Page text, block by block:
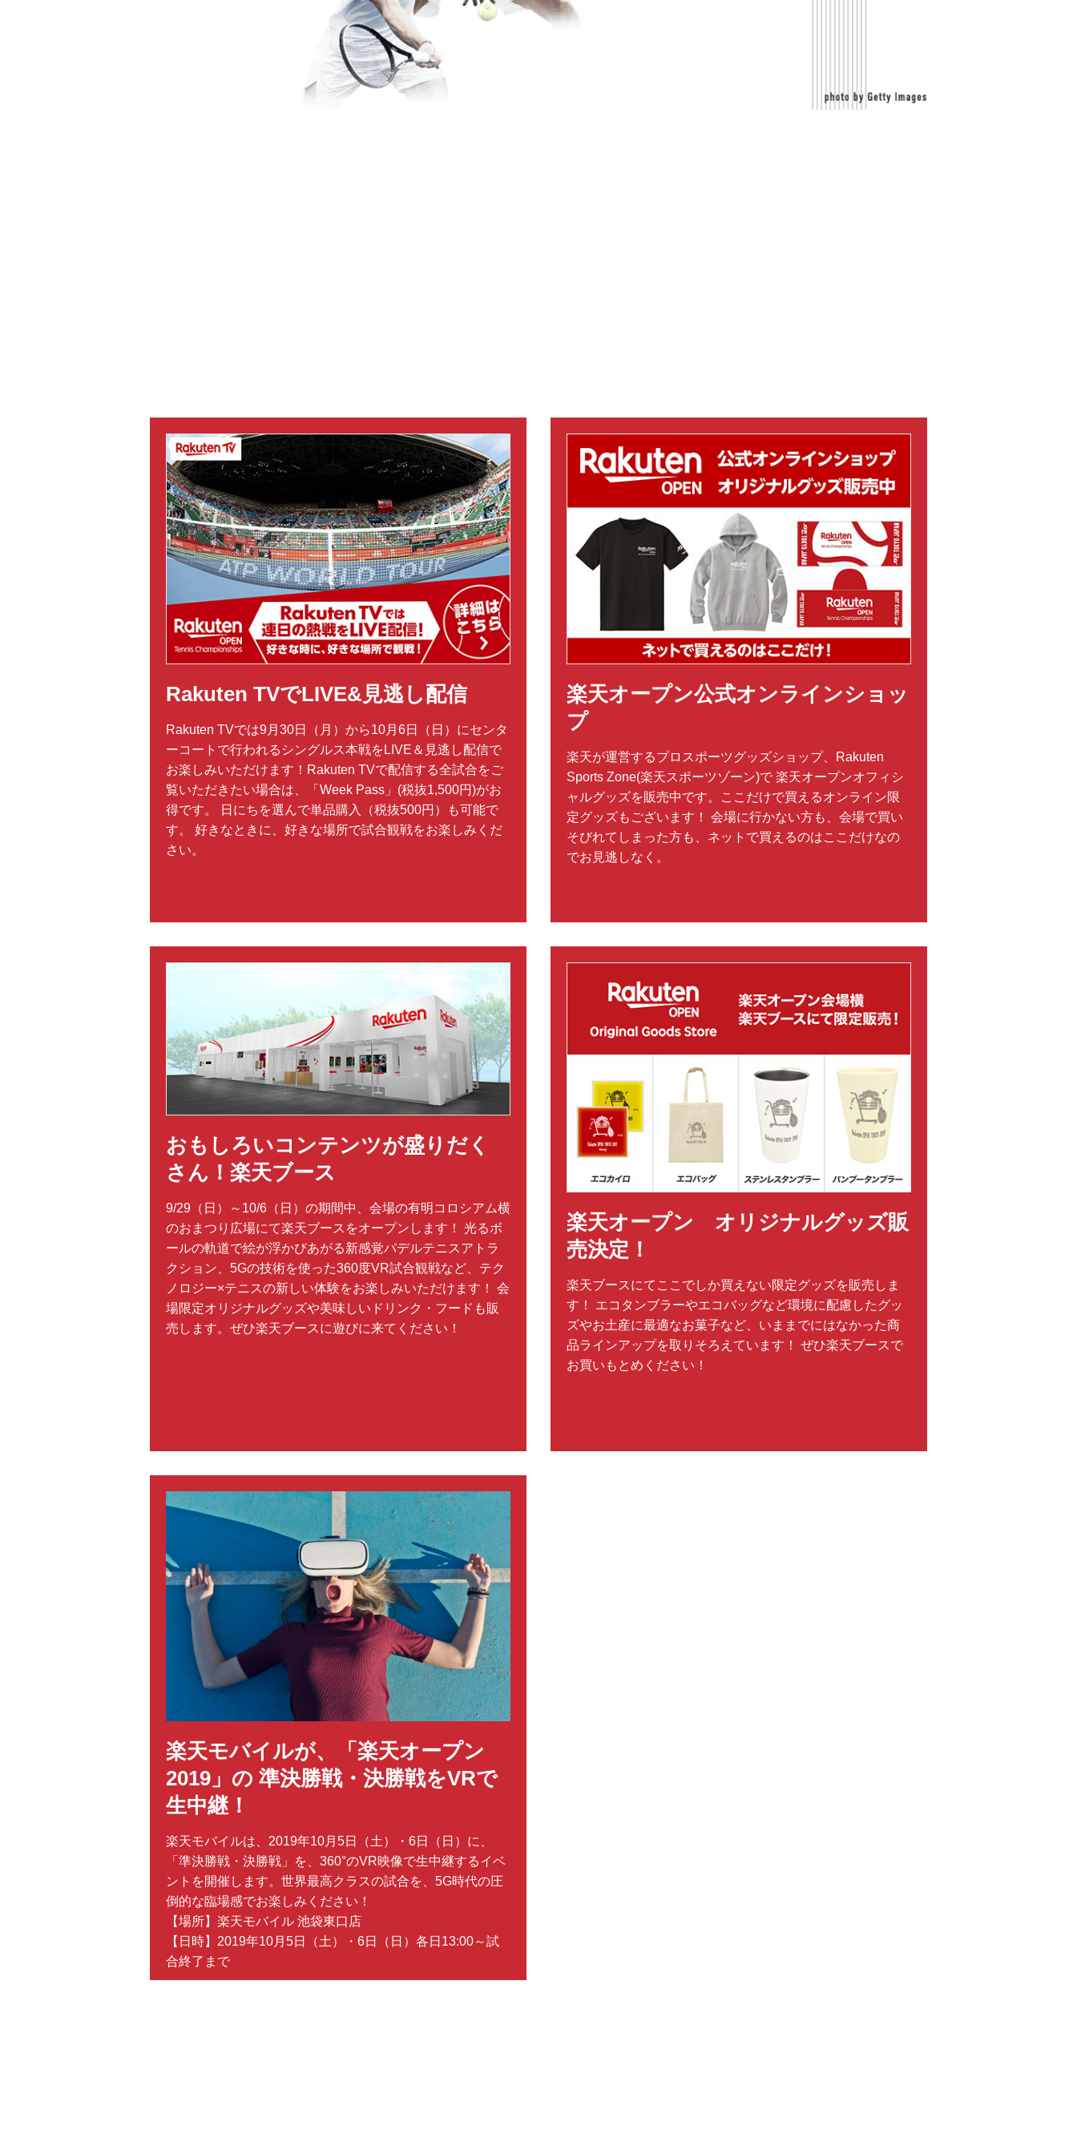
Rakuten TVでLIVE&見逃し配信
Rakuten TVでは9月30日（月）から10月6日（日）にセンタ
ーコートで行われるシングルス本戦をLIVE＆見逃し配信で
お楽しみいただけます！Rakuten TVで配信する全試合をご
覧いただきたい場合は、「Week Pass」(税抜1,500円)がお
得です。 日にちを選んで単品購入（税抜500円）も可能で
す。 好きなときに、好きな場所で試合観戦をお楽しみくだ
さい。
楽天オープン公式オンラインショッ
プ
楽天が運営するプロスポーツグッズショップ、Rakuten
Sports Zone(楽天スポーツゾーン)で 楽天オープンオフィシ
ャルグッズを販売中です。ここだけで買えるオンライン限
定グッズもございます！ 会場に行かない方も、会場で買い
そびれてしまった方も、ネットで買えるのはここだけなの
でお見逃しなく。
おもしろいコンテンツが盛りだく
さん！楽天ブース
9/29（日）～10/6（日）の期間中、会場の有明コロシアム横
のおまつり広場にて楽天ブースをオープンします！ 光るボ
ールの軌道で絵が浮かびあがる新感覚パデルテニスアトラ
クション、5Gの技術を使った360度VR試合観戦など、テク
ノロジー×テニスの新しい体験をお楽しみいただけます！ 会
場限定オリジナルグッズや美味しいドリンク・フードも販
売します。ぜひ楽天ブースに遊びに来てください！
楽天オープン オリジナルグッズ販
売決定！
楽天ブースにてここでしか買えない限定グッズを販売しま
す！ エコタンブラーやエコバッグなど環境に配慮したグッ
ズやお土産に最適なお菓子など、いままでにはなかった商
品ラインアップを取りそろえています！ ぜひ楽天ブースで
お買いもとめください！
楽天モバイルが、「楽天オープン
2019」の 準決勝戦・決勝戦をVRで
生中継！
楽天モバイルは、2019年10月5日（土）・6日（日）に、
「準決勝戦・決勝戦」を、360°のVR映像で生中継するイベ
ントを開催します。世界最高クラスの試合を、5G時代の圧
倒的な臨場感でお楽しみください！
【場所】楽天モバイル 池袋東口店
【日時】2019年10月5日（土）・6日（日）各日13:00～試
合終了まで